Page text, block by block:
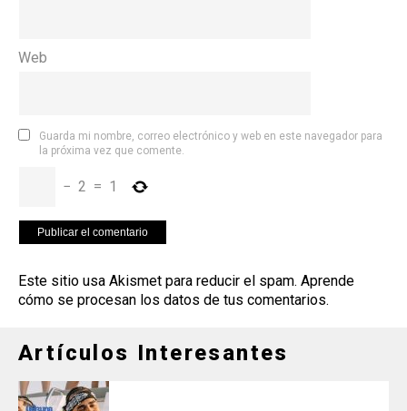
Web
Guarda mi nombre, correo electrónico y web en este navegador para
la próxima vez que comente.
− 2 = 1
Este sitio usa Akismet para reducir el spam. Aprende
cómo se procesan los datos de tus comentarios.
Artículos Interesantes